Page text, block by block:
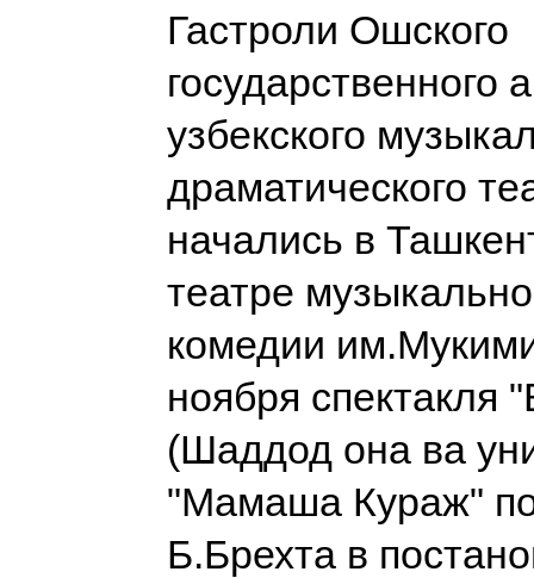
Гастроли Ошского
государственного
узбекского
драматического
начались в
театре
комедии
ноября спектакля
(Шаддод она ва
"Мамаша Кураж"
Б.Брехта в